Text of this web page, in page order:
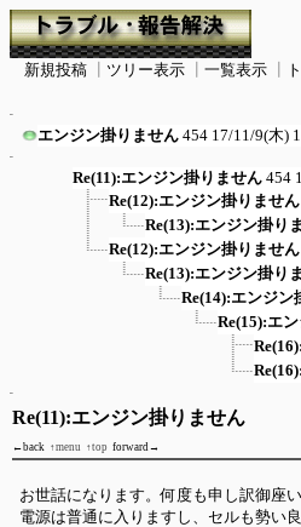
新規投稿 ツリー表示 一覧表示
エンジン掛りません 454 17/11/9(木)
Re(11):エンジン掛りません 454
Re(12):エンジン掛りません
Re(13):エンジン掛り
Re(12):エンジン掛りません
Re(13):エンジン掛り
Re(14):エンジン
Re(15):エ
Re(11):エンジン掛りません
←back ↑menu ↑top forward→
お世話になります。何度も申し訳御座い
電源は普通に入りますし、セルも勢い良